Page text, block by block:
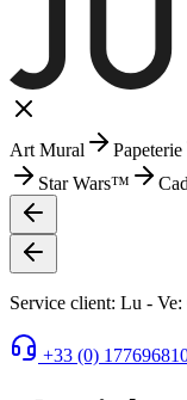
Art Mural Papeterie
Star Wars™
Service client: Lu -
+33 (0)